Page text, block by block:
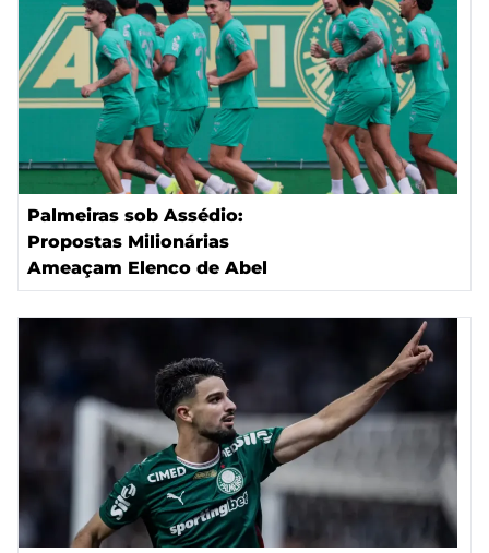
Palmeiras sob Assédio:
Propostas Milionárias
Ameaçam Elenco de Abel